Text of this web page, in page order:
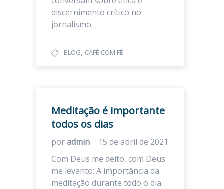
discernimento crítico no
jornalismo.
BLOG, CAFÉ COM FÉ
Meditação é importante
todos os dias
poradmin
15 de abril de 2021
Com Deus me deito, com Deus
me levanto: A importância da
meditação durante todo o dia.